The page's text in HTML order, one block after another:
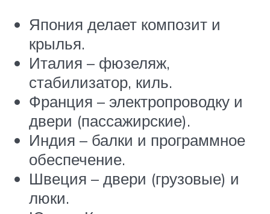
Япония делает композит и
крылья.
Италия – фюзеляж,
стабилизатор, киль.
Франция – электропроводку и
двери (пассажирские).
Индия – балки и программное
обеспечение.
Швеция – двери (грузовые) и
люки.